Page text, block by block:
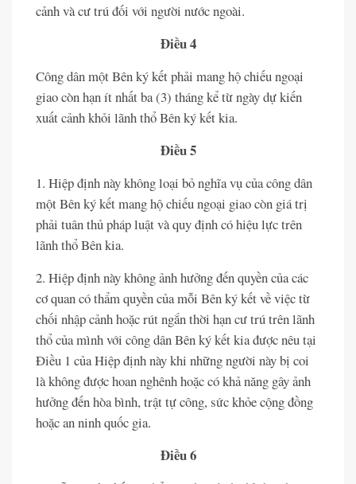
cảnh và cư trú đối với người nước ngoài.
Điều 4
Công dân một Bên ký kết phải mang hộ chiếu ngoại
giao còn hạn ít nhất ba (3) tháng kể từ ngày dự kiến
xuất cảnh khỏi lãnh thổ Bên ký kết kia.
Điều 5
1. Hiệp định này không loại bỏ nghĩa vụ của công dân
một Bên ký kết mang hộ chiếu ngoại giao còn giá trị
phải tuân thủ pháp luật và quy định có hiệu lực trên
lãnh thổ Bên kia.
2. Hiệp định này không ảnh hưởng đến quyền của các
cơ quan có thẩm quyền của mỗi Bên ký kết về việc từ
chối nhập cảnh hoặc rút ngắn thời hạn cư trú trên lãnh
thổ của mình với công dân Bên ký kết kia được nêu tại
Điều 1 của Hiệp định này khi những người này bị coi
là không được hoan nghênh hoặc có khả năng gây ảnh
hưởng đến hòa bình, trật tự công, sức khỏe cộng đồng
hoặc an ninh quốc gia.
Điều 6